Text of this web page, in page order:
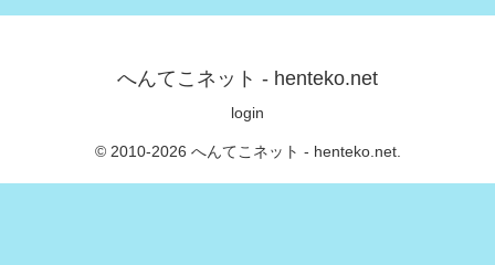
へんてこネット - henteko.net
login
© 2010-2026 へんてこネット - henteko.net.